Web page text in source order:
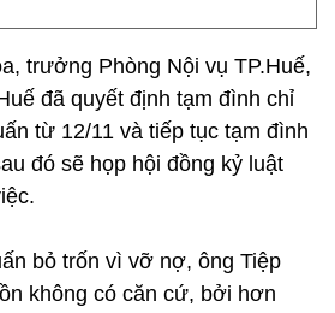
trưởng Phòng Nội vụ TP.Huế,
đã quyết định tạm đình chỉ
từ 12/11 và tiếp tục tạm đình
đó sẽ họp hội đồng kỷ luật
bỏ trốn vì vỡ nợ, ông Tiệp
không có căn cứ, bởi hơn